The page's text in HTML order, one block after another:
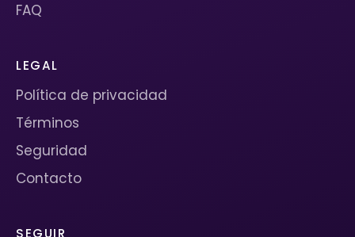
FAQ
LEGAL
Política de privacidad
Términos
Seguridad
Contacto